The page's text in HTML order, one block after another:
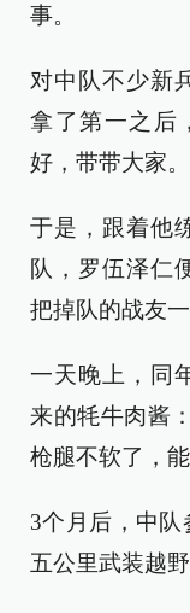
事。
对中队不少新
拿了第一之后
好，带带大家
于是，跟着他
队，罗伍泽仁
把掉队的战友
一天晚上，同
来的牦牛肉酱
枪腿不软了，
3个月后，中
五公里武装越